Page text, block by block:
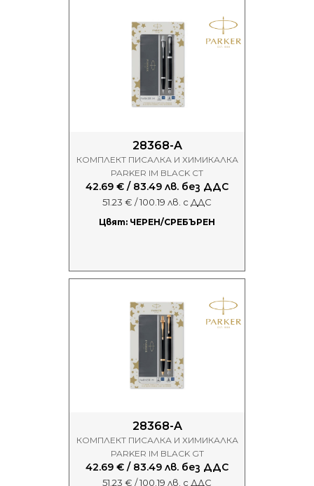
28368-A
КОМПЛЕКТ ПИСАЛКА И ХИМИКАЛКА
PARKER IM BLACK CT
42.69 € / 83.49 лв. без ДДС
51.23 € / 100.19 лв. с ДДС
Цвят: ЧЕРЕН/СРЕБЪРЕН
28368-A
КОМПЛЕКТ ПИСАЛКА И ХИМИКАЛКА
PARKER IM BLACK GT
42.69 € / 83.49 лв. без ДДС
51.23 € / 100.19 лв. с ДДС